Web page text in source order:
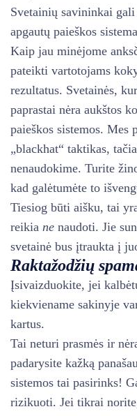
Svetainių savininkai
apgautų paieškos
Kaip jau minėjome
pateikti vartotojams
rezultatus. Svetainės,
paprastai nėra aukštos
paieškos sistemos. Mes
„blackhat“ taktikas,
nenaudokime. Turite
kad galėtumėte to
Tiesiog būti aišku, tai
reikia ne naudoti. Jie
svetainė bus įtraukta į
Raktažodžių
Įsivaizduokite, jei
kiekviename sakinyje
kartus.
Tai neturi prasmės ir
padarysite kažką
sistemos tai pasirinks!
rizikuoti. Jei tikrai